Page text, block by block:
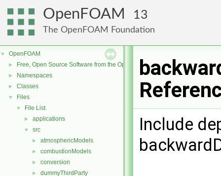
OpenFOAM 13
The OpenFOAM Foundation
▼ OpenFOAM
► Free, Open Source Software from the OpenFOAM Foundation
► Namespaces
► Classes
▼ Files
▼ File List
► applications
▼ src
► atmosphericModels
► combustionModels
► conversion
► dummyThirdParty
Include